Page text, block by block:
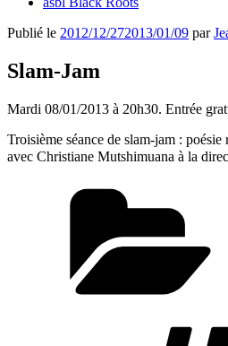
Publié le 2012/12/272013/01/09 par
Slam-Jam
Mardi 08/01/2013 à 20h30. Entrée
Troisième séance de slam-jam : poésie
avec Christiane Mutshimuana à la